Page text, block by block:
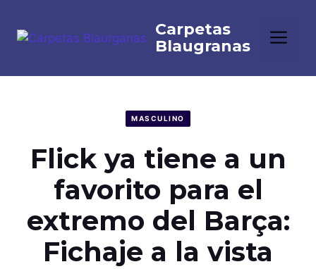
contenido
MASCULINO
Flick ya tiene a un
favorito para el
extremo del Barça:
Fichaje a la vista